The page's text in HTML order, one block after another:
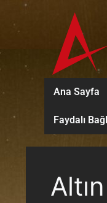
Ana Sayfa
Faydalı